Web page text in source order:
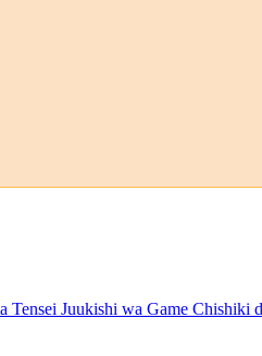
Juukishi wa Game Chishiki